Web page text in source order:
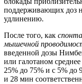
поддерживающих доз
удлинению.
После того, как
мышечной
введенной дозы
или галотаном
25% до 75% и с 5% до
и 28 мин